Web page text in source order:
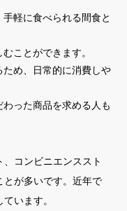
軽に食べられる間食と
ことができます。
め、日常的に消費しや
った商品を求める人も
コンビニエンススト
とが多いです。近年で
います。